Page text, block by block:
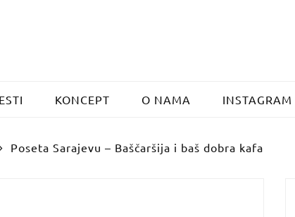
KONCEPT O NAMA INSTAGRAM
Poseta Sarajevu – Baščaršija i baš dobra kafa